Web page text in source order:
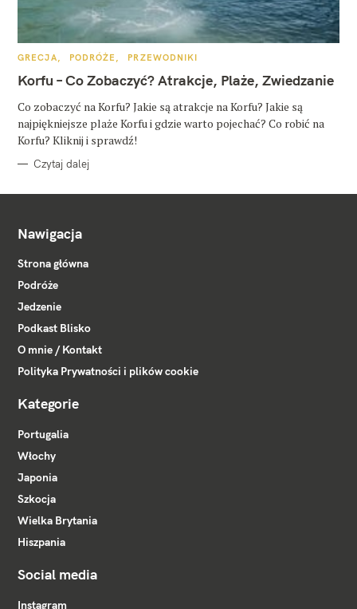
K
T
E
O
R
I
GRECJA PODRÓŻE PRZEWODNIKI
Korfu – Co Zobaczyć? Atrakcje, Plaże, Zwiedzanie
Co zobaczyć na Korfu? Jakie są atrakcje na Korfu? Jakie są
najpiękniejsze plaże Korfu i gdzie warto pojechać? Co robić na
Korfu? Kliknij i sprawdź!
Czytaj dalej
Nawigacja
Strona główna
Podróże
Jedzenie
Podkast Blisko
O mnie / Kontakt
Polityka Prywatności i plików cookie
Kategorie
Portugalia
Włochy
Japonia
Szkocja
Wielka Brytania
Hiszpania
Social media
Instagram